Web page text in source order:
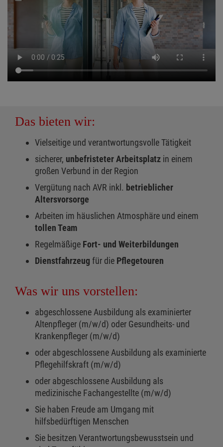
Das bieten wir:
Vielseitige und verantwortungsvolle Tätigkeit
sicherer, unbefristeter Arbeitsplatz in einem
großen Verbund in der Region
Vergütung nach AVR inkl. betrieblicher
Altersvorsorge
Arbeiten im häuslichen Atmosphäre und einem
tollen Team
Regelmäßige Fort- und Weiterbildungen
Dienstfahrzeug für die Pflegetouren
Was wir uns vorstellen:
abgeschlossene Ausbildung als examinierter
Altenpfleger (m/w/d) oder Gesundheits- und
Krankenpfleger (m/w/d)
oder abgeschlossene Ausbildung als examinierte
Pflegehilfskraft (m/w/d)
oder abgeschlossene Ausbildung als
medizinische Fachangestellte (m/w/d)
Sie haben Freude am Umgang mit
hilfsbedürftigen Menschen
Sie besitzen Verantwortungsbewusstsein und